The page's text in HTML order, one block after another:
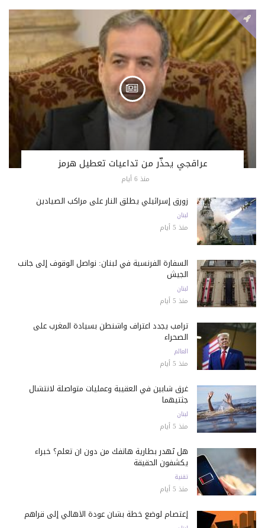
عراقجي يحذّر من تداعيات تعطيل هرمز
منذ 6 أيام
زورق إسرائيلي يطلق النار على مراكب الصيادين
لبنان
منذ 5 أيام
السفارة الفرنسية في لبنان: نواصل الوقوف إلى جانب
الجيش
لبنان
منذ 5 أيام
ترامب يجدد اعتراف واشنطن بسيادة المغرب على
الصحراء
العالم
منذ 5 أيام
غرق شابين في العقيبة وعمليات متواصلة لانتشال
جثتيهما
لبنان
منذ 5 أيام
هل تُهدر بطارية هاتفك من دون أن تعلم؟ خبراء
يكشفون الحقيقة
تقنية
منذ 5 أيام
إعتصام لوضع خطة بشأن عودة الأهالي إلى قراهم